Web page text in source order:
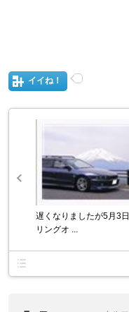
イイね！
遅くなりましたが5月3
リングオ ...